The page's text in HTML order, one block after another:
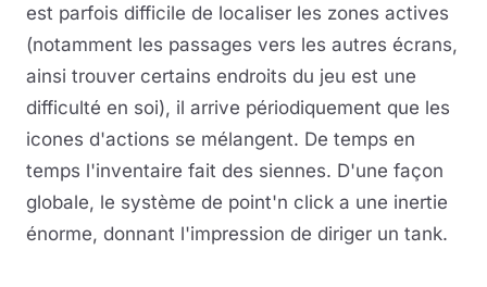
est parfois difficile de localiser les zones actives
(notamment les passages vers les autres écrans,
ainsi trouver certains endroits du jeu est une
difficulté en soi), il arrive périodiquement que les
icones d'actions se mélangent. De temps en
temps l'inventaire fait des siennes. D'une façon
globale, le système de point'n click a une inertie
énorme, donnant l'impression de diriger un tank.